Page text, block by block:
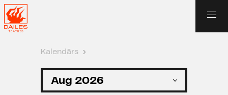
Kalendārs ›